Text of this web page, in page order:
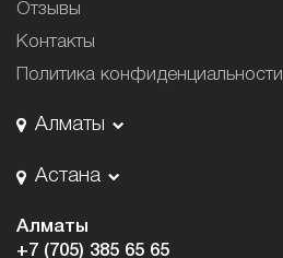
Отзывы
Контакты
Политика конфиденциальности
Алматы
Астана
Алматы
+7 (705) 385 65 65